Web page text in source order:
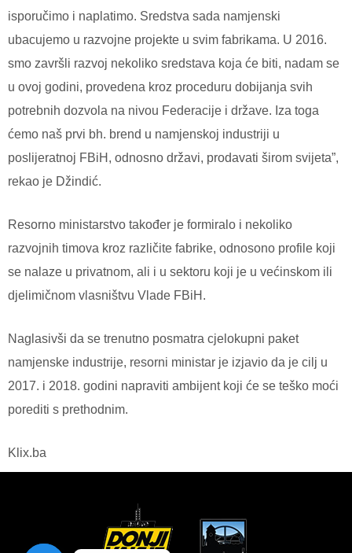
isporučimo i naplatimo. Sredstva sada namjenski
ubacujemo u razvojne projekte u svim fabrikama. U 2016.
smo završli razvoj nekoliko sredstava koja će biti, nadam se
u ovoj godini, provedena kroz proceduru dobijanja svih
potrebnih dozvola na nivou Federacije i države. Iza toga
ćemo naš prvi bh. brend u namjenskoj industriji u
poslijeratnoj FBiH, odnosno državi, prodavati širom svijeta”,
rekao je Džindić.
Resorno ministarstvo također je formiralo i nekoliko
razvojnih timova kroz različite fabrike, odnosono profile koji
se nalaze u privatnom, ali i u sektoru koji je u većinskom ili
djelimičnom vlasništvu Vlade FBiH.
Naglasivši da se trenutno posmatra cjelokupni paket
namjenske industrije, resorni ministar je izjavio da je cilj u
2017. i 2018. godini napraviti ambijent koji će se teško moći
porediti s prethodnim.
Klix.ba